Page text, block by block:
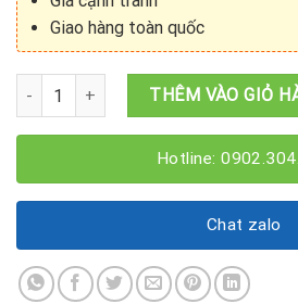
Giao hàng toàn quốc
Láp Titan Tròn Đặc Phi (16 x 3000)mm
THÊM VÀO GIỎ
Hotline:
Chat zalo